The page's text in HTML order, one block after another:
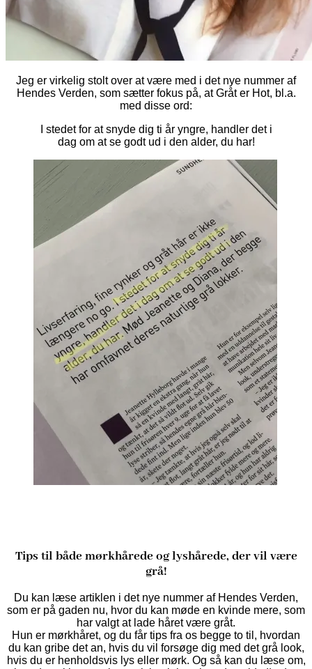
Jeg er virkelig stolt over at være med i det nye nummer af
Hendes Verden, som sætter fokus på, at Gråt er Hot, bl.a.
med disse ord:
I stedet for at snyde dig ti år yngre, handler det i
dag om at se godt ud i den alder, du har!
Tips til både mørkhårede og lyshårede, der vil være
grå!
Du kan læse artiklen i det nye nummer af Hendes Verden,
som er på gaden nu, hvor du kan møde en kvinde mere, som
har valgt at lade håret være gråt.
Hun er mørkhåret, og du får tips fra os begge to til, hvordan
du kan gribe det an, hvis du vil forsøge dig med det grå look,
hvis du er henholdsvis lys eller mørk. Og så kan du læse om,